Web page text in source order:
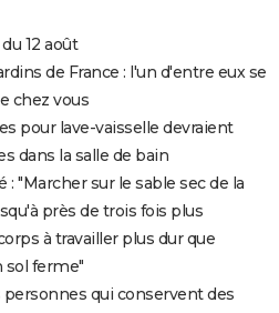
12 août
de France : l'un d'entre eux se
chez vous
pour lave-vaisselle devraient
dans la salle de bain
: "Marcher sur le sable sec de la
près de trois fois plus
à travailler plus dur que
sol ferme"
personnes qui conservent des